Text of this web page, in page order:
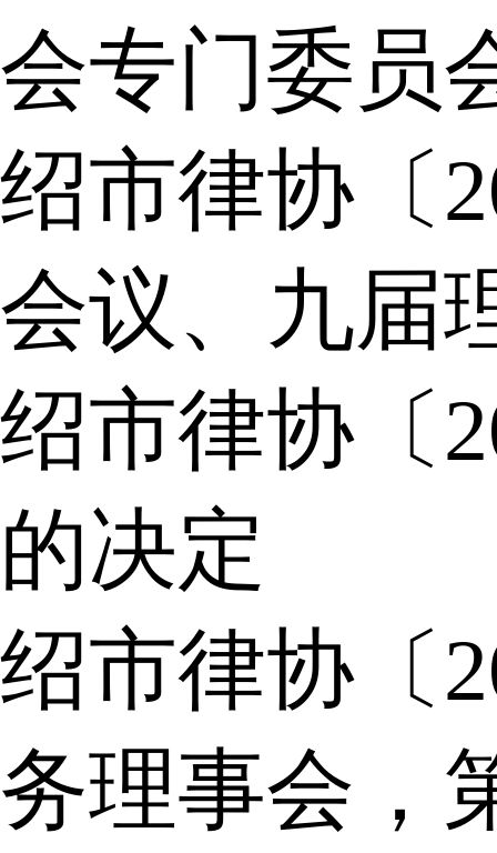
会专门委员
绍市律协〔
会议、九届
绍市律协〔
的决定
绍市律协〔
务理事会，